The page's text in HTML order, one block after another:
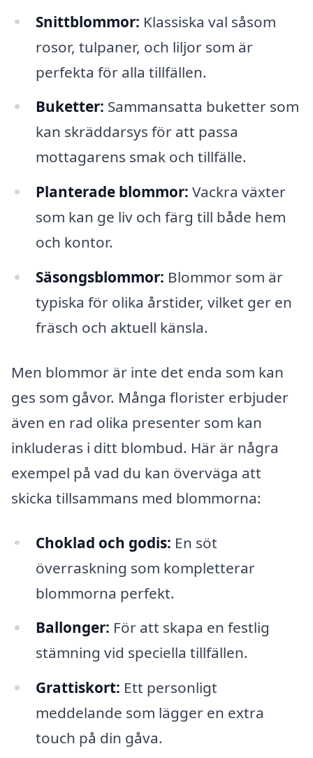
Snittblommor: Klassiska val såsom
rosor, tulpaner, och liljor som är
perfekta för alla tillfällen.
Buketter: Sammansatta buketter som
kan skräddarsys för att passa
mottagarens smak och tillfälle.
Planterade blommor: Vackra växter
som kan ge liv och färg till både hem
och kontor.
Säsongsblommor: Blommor som är
typiska för olika årstider, vilket ger en
fräsch och aktuell känsla.
Men blommor är inte det enda som kan
ges som gåvor. Många florister erbjuder
även en rad olika presenter som kan
inkluderas i ditt blombud. Här är några
exempel på vad du kan överväga att
skicka tillsammans med blommorna:
Choklad och godis: En söt
överraskning som kompletterar
blommorna perfekt.
Ballonger: För att skapa en festlig
stämning vid speciella tillfällen.
Grattiskort: Ett personligt
meddelande som lägger en extra
touch på din gåva.